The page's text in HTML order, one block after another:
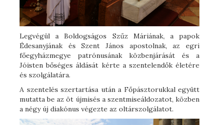
Legvégül a Boldogságos Szűz Máriának, a papok
Édesanyjának és Szent János apostolnak, az egri
főegyházmegye patrónusának közbenjárását és a
Jóisten bőséges áldását kérte a szentelendők életére
és szolgálatára.
A szentelés szertartása után a Főpásztorukkal együtt
mutatta be az öt újmisés a szentmiseáldozatot, közben
a négy új diakónus végezte az oltárszolgálatot.